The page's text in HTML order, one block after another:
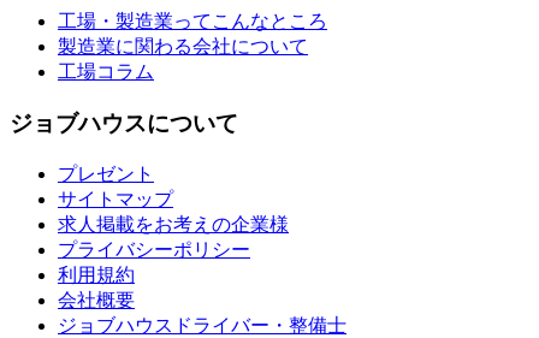
工場・製造業ってこんなところ
製造業に関わる会社について
工場コラム
ジョブハウスについて
プレゼント
サイトマップ
求人掲載をお考えの企業様
プライバシーポリシー
利用規約
会社概要
ジョブハウスドライバー・整備士